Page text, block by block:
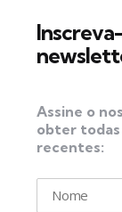
Assine o
obter todas
recentes: